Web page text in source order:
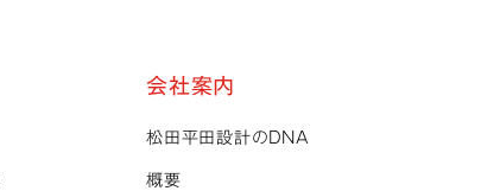
会社案内
松田平田設計のDNA
概要